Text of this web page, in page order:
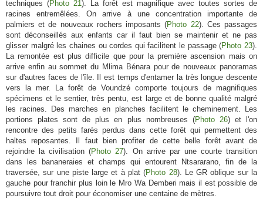
techniques (Photo 21 ). La forêt est magnifique avec toutes sortes de
racines entremêlées. On arrive à une concentration importante de
palmiers et de nouveaux rochers imposants (Photo 22). Ces passages
sont déconseillés aux enfants car il faut bien se maintenir et ne pas
glisser malgré les chaines ou cordes qui facilitent le passage (Photo 23).
La remontée est plus difficile que pour la première ascension mais on
arrive enfin au sommet du Mlima Bénara pour de nouveaux panoramas
sur d'autres faces de l'île. Il est temps d'entamer la très longue descente
vers la mer. La forêt de Voundzé comporte toujours de magnifiques
spécimens et le sentier, très pentu, est large et de bonne qualité malgré
les racines. Des marches en planches facilitent le cheminement. Les
portions plates sont de plus en plus nombreuses (Photo 26) et l'on
rencontre des petits farés perdus dans cette forêt qui permettent des
haltes reposantes. Il faut bien profiter de cette belle forêt avant de
rejoindre la civilisation (Photo 27). On arrive par une courte transition
dans les bananeraies et champs qui entourent Ntsararano, fin de la
traversée, sur une piste large et à plat (Photo 28). Le GR oblique sur la
gauche pour franchir plus loin le Mro Wa Demberi mais il est possible de
poursuivre tout droit pour économiser une centaine de mètres.